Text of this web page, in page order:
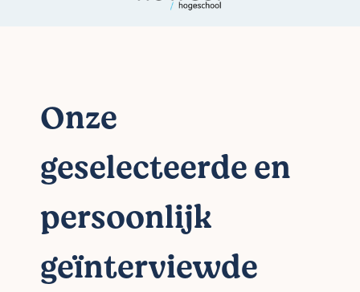
Onze
geselecteerde en
persoonlijk
geïnterviewde